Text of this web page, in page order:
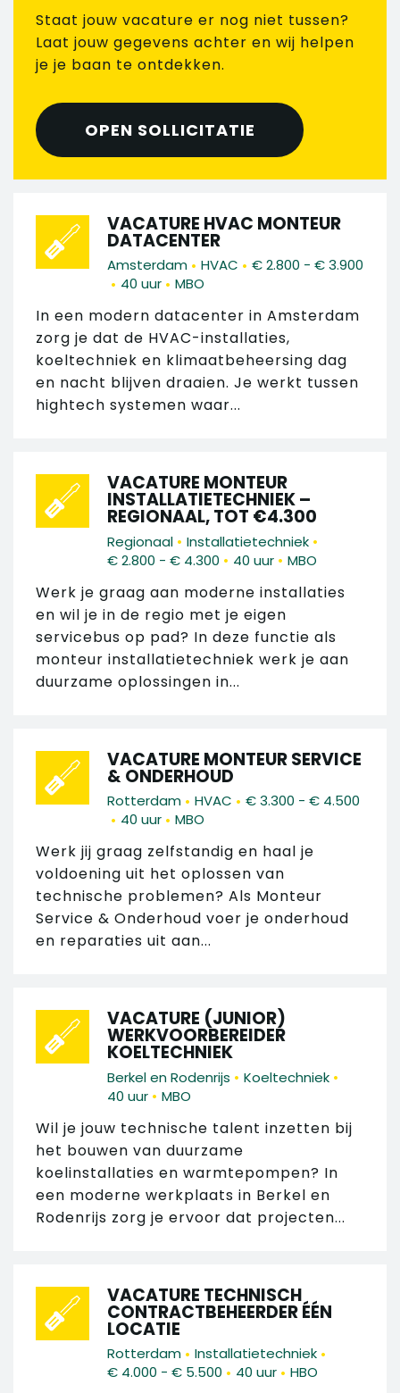
Staat jouw vacature er nog niet tussen?
Laat jouw gegevens achter en wij helpen
je je baan te ontdekken.
OPEN SOLLICITATIE
VACATURE HVAC MONTEUR
DATACENTER
Amsterdam • HVAC • € 2.800 - € 3.900
• 40 uur • MBO
In een modern datacenter in Amsterdam
zorg je dat de HVAC-installaties,
koeltechniek en klimaatbeheersing dag
en nacht blijven draaien. Je werkt tussen
hightech systemen waar...
VACATURE MONTEUR
INSTALLATIETECHNIEK –
REGIONAAL, TOT €4.300
Regionaal • Installatietechniek •
€ 2.800 - € 4.300 • 40 uur • MBO
Werk je graag aan moderne installaties
en wil je in de regio met je eigen
servicebus op pad? In deze functie als
monteur installatietechniek werk je aan
duurzame oplossingen in...
VACATURE MONTEUR SERVICE
& ONDERHOUD
Rotterdam • HVAC • € 3.300 - € 4.500
• 40 uur • MBO
Werk jij graag zelfstandig en haal je
voldoening uit het oplossen van
technische problemen? Als Monteur
Service & Onderhoud voer je onderhoud
en reparaties uit aan...
VACATURE (JUNIOR)
WERKVOORBEREIDER
KOELTECHNIEK
Berkel en Rodenrijs • Koeltechniek •
40 uur • MBO
Wil je jouw technische talent inzetten bij
het bouwen van duurzame
koelinstallaties en warmtepompen? In
een moderne werkplaats in Berkel en
Rodenrijs zorg je ervoor dat projecten...
VACATURE TECHNISCH
CONTRACTBEHEERDER ÉÉN
LOCATIE
Rotterdam • Installatietechniek •
€ 4.000 - € 5.500 • 40 uur • HBO